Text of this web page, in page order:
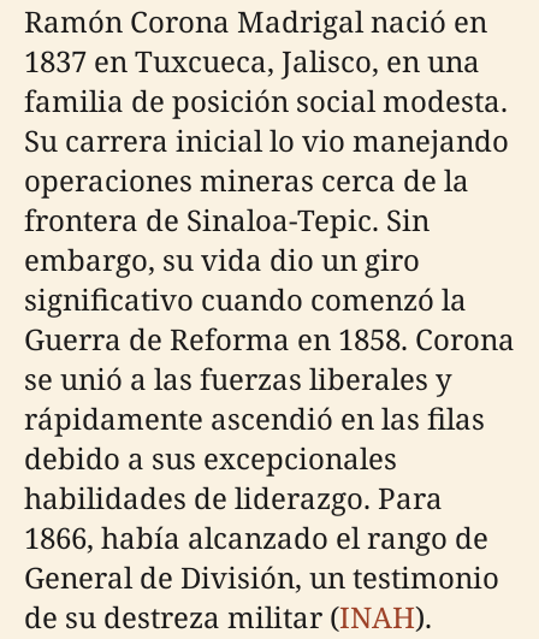
Ramón Corona Madrigal nació en
1837 en Tuxcueca, Jalisco, en una
familia de posición social modesta.
Su carrera inicial lo vio manejando
operaciones mineras cerca de la
frontera de Sinaloa-Tepic. Sin
embargo, su vida dio un giro
significativo cuando comenzó la
Guerra de Reforma en 1858. Corona
se unió a las fuerzas liberales y
rápidamente ascendió en las filas
debido a sus excepcionales
habilidades de liderazgo. Para
1866, había alcanzado el rango de
General de División, un testimonio
de su destreza militar (INAH).